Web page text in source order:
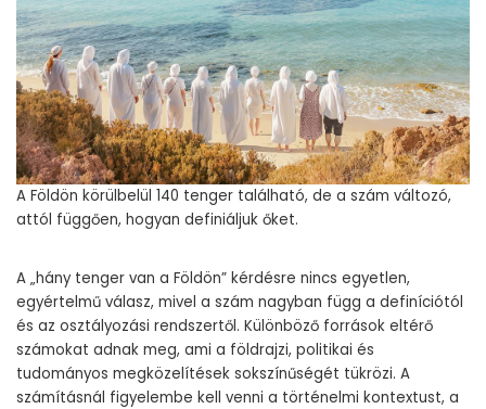
A Földön körülbelül 140 tenger található, de a szám változó,
attól függően, hogyan definiáljuk őket.
A „hány tenger van a Földön” kérdésre nincs egyetlen,
egyértelmű válasz, mivel a szám nagyban függ a definíciótól
és az osztályozási rendszertől. Különböző források eltérő
számokat adnak meg, ami a földrajzi, politikai és
tudományos megközelítések sokszínűségét tükrözi. A
számításnál figyelembe kell venni a történelmi kontextust, a